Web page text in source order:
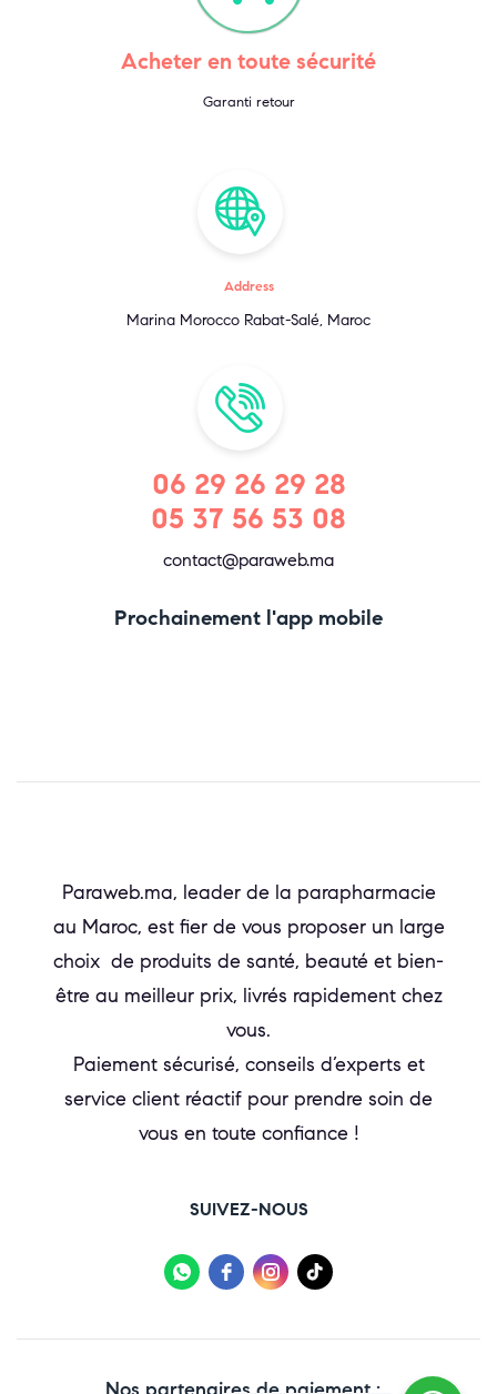
Acheter en toute sécurité
Garanti retour
Address
Marina Morocco Rabat-Salé, Maroc
06 29 26 29 28
05 37 56 53 08
contact@paraweb.ma
Prochainement l'app mobile
Paraweb.ma, leader de la parapharmacie
au Maroc, est fier de vous proposer un large
choix de produits de santé, beauté et bien-
être au meilleur prix, livrés rapidement chez
vous.
Paiement sécurisé, conseils d’experts et
service client réactif pour prendre soin de
vous en toute confiance !
SUIVEZ-NOUS